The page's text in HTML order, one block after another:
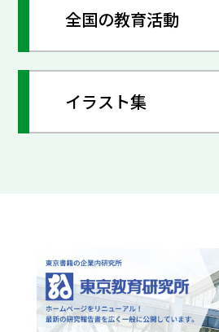
全国の教育活動
イラスト集